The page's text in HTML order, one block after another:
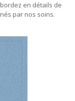
en détails de
par nos soins.